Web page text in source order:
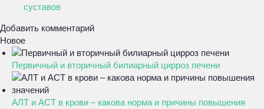
суставов
Добавить комментарий
Новое
Первичный и вторичный билиарный цирроз печени
АЛТ и АСТ в крови – какова норма и причины повышения